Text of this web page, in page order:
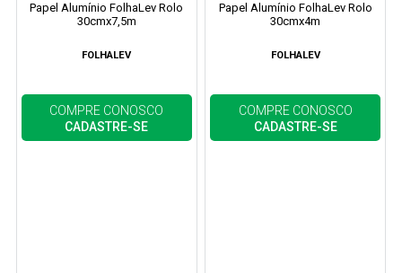
Papel Alumínio FolhaLev Rolo
30cmx7,5m
FOLHALEV
COMPRE CONOSCO
CADASTRE-SE
Papel Alumínio FolhaLev Rolo
30cmx4m
FOLHALEV
COMPRE CONOSCO
CADASTRE-SE